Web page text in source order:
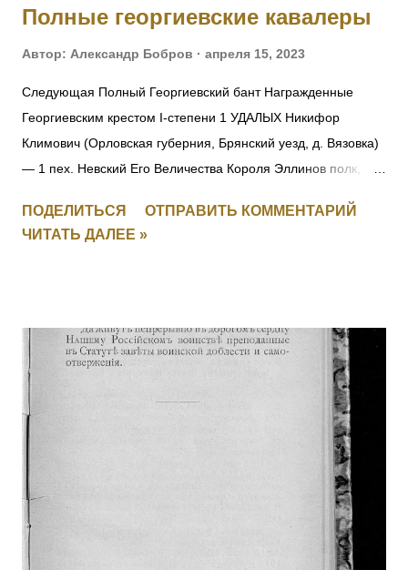
Полные георгиевские кавалеры
Автор: Александр Бобров апреля 15, 2023
Следующая Полный Георгиевский бант Награжденные
Георгиевским крестом I-степени 1 УДАЛЫХ Никифор
Климович (Орловская губерния, Брянский уезд, д. Вязовка)
— 1 пех. Невский Его Величества Короля Эллинов полк,
полка в Восточной Пруссии в середине августа 1914 г.
зарыл полковое знамя, дабы оно не досталось врагу.
Императором в Царском Селе (в Александровском дворце)
12 ноября 1914 г. Получил также золотые часы с
Государственным гербом и цепочкой. 25.02.1915 при д.
Березины, получив ранение, был эвакуирован в госпиталь и
больше в полк не возвращался. Произведен в прапорщики.
На август 1916 года находился в 188-м пех. запасном
полку. Имеет кресты 2 ст. No 446, 3 ст. № 17033 и 4 ст. №
121138 за Русско-Японскую войну. [II-452] Знаменщик
подпрапорщик Никифор Удалых, сражаясь с германск...
ПОДЕЛИТЬСЯ
ОТПРАВИТЬ КОММЕНТАРИЙ
ЧИТАТЬ ДАЛЕЕ »